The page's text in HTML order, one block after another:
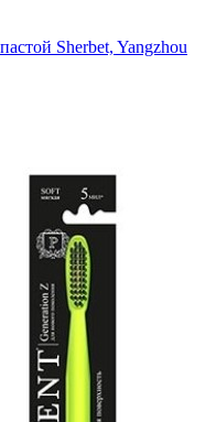
Sherbet, Yangzhou